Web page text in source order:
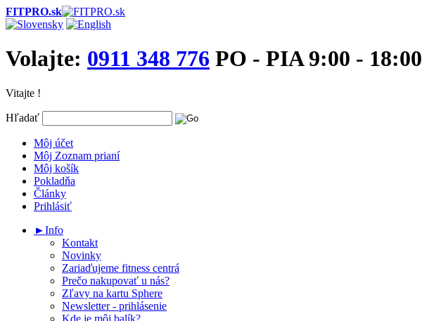
FITPRO.sk
Volajte: 0911 348 776 PO - PIA 9:00 - 18:00
Vitajte !
Hľadať
Môj účet
Môj Zoznam prianí
Môj košík
Pokladňa
Články
Prihlásiť
►Info
Kontakt
Novinky
Zariaďujeme fitness centrá
Prečo nakupovať u nás?
Zľavy na kartu Sphere
Newsletter - prihlásenie
Kde je môj balík?